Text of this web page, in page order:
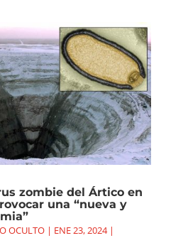
zombie del Ártico en
una “nueva y
OCULTO| ENE 23, 2024|